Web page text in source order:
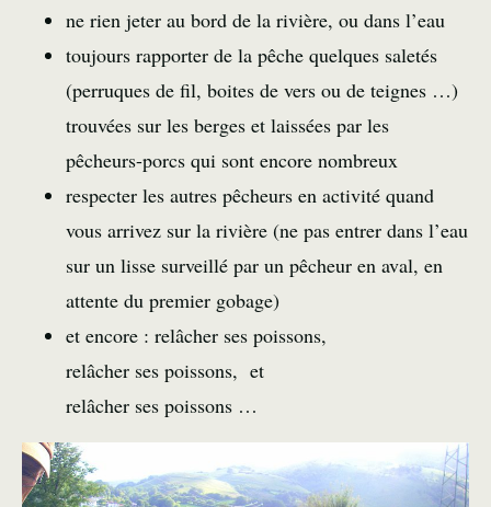
ne rien jeter au bord de la rivière, ou dans l’eau
toujours rapporter de la pêche quelques saletés
(perruques de fil, boites de vers ou de teignes …)
trouvées sur les berges et laissées par les
pêcheurs-porcs qui sont encore nombreux
respecter les autres pêcheurs en activité quand
vous arrivez sur la rivière (ne pas entrer dans l’eau
sur un lisse surveillé par un pêcheur en aval, en
attente du premier gobage)
et encore : relâcher ses poissons,
relâcher ses poissons, et
relâcher ses poissons …